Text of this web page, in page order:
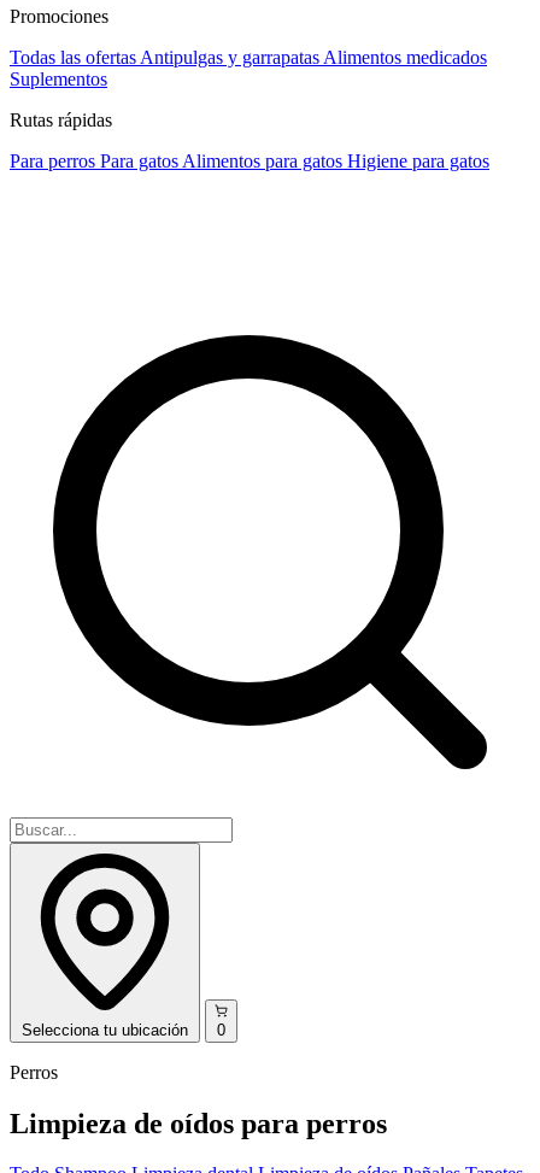
Promociones
Todas las ofertas Antipulgas y garrapatas Alimentos medicados
Suplementos
Rutas rápidas
Para perros Para gatos Alimentos para gatos Higiene para gatos
Selecciona tu ubicación 0
Perros
Limpieza de oídos para perros